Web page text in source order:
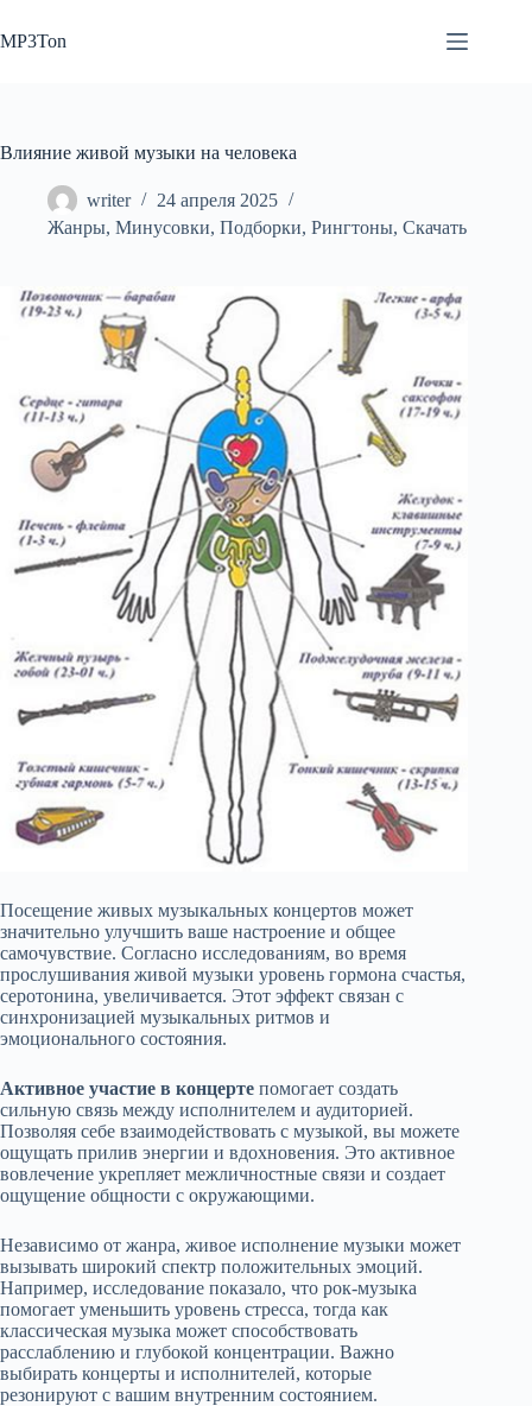
к
сути
MP3Ton
Влияние живой музыки на человека
writer
24 апреля 2025
Жанры, Минусовки, Подборки, Рингтоны, Скачать
Посещение живых музыкальных концертов может
значительно улучшить ваше настроение и общее
самочувствие. Согласно исследованиям, во время
прослушивания живой музыки уровень гормона счастья,
серотонина, увеличивается. Этот эффект связан с
синхронизацией музыкальных ритмов и
эмоционального состояния.
Активное участие в концерте помогает создать
сильную связь между исполнителем и аудиторией.
Позволяя себе взаимодействовать с музыкой, вы можете
ощущать прилив энергии и вдохновения. Это активное
вовлечение укрепляет межличностные связи и создает
ощущение общности с окружающими.
Независимо от жанра, живое исполнение музыки может
вызывать широкий спектр положительных эмоций.
Например, исследование показало, что рок-музыка
помогает уменьшить уровень стресса, тогда как
классическая музыка может способствовать
расслаблению и глубокой концентрации. Важно
выбирать концерты и исполнителей, которые
резонируют с вашим внутренним состоянием.